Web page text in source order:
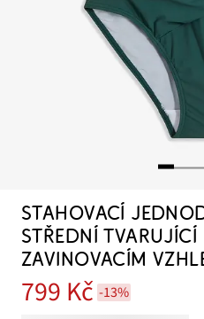
STAHOVACÍ
STŘEDNÍ TVARUJÍCÍ
ZAVINOVACÍM
799 Kč -13%